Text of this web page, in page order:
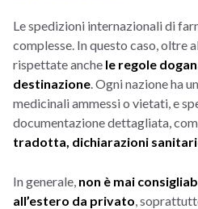
Le spedizioni internazionali di
complesse. In questo caso, oltre
rispettate anche le regole
destinazione . Ogni nazione ha
medicinali ammessi o vietati, e
documentazione dettagliata,
tradotta, dichiarazioni
In generale, non è mai
all’estero da privato ,